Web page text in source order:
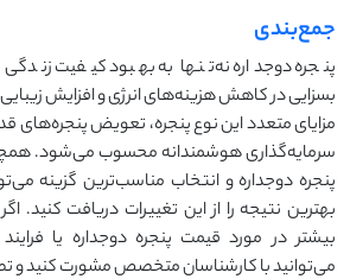
جمع‌بندی
پنجره دوجداره نه‌تنها به بهبود کیفیت
بسزایی در کاهش هزینه‌های انرژی و افزایش
مزایای متعدد این نوع پنجره، تعویض پنجره‌های
سرمایه‌گذاری هوشمندانه محسوب می‌شود.
پنجره دوجداره و انتخاب مناسب‌ترین گزینه
بهترین نتیجه را از این تغییرات دریافت کنید.
بیشتر در مورد قیمت پنجره دوجداره یا
می‌توانید با کارشناسان متخصص مشورت کنید و